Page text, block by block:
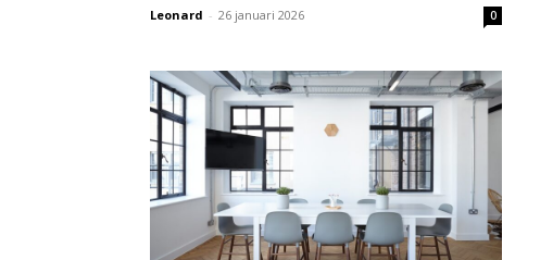
Leonard - 26 januari 2026 0